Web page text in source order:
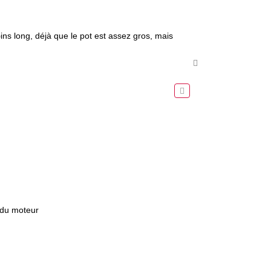
long, déjà que le pot est assez gros, mais
moteur